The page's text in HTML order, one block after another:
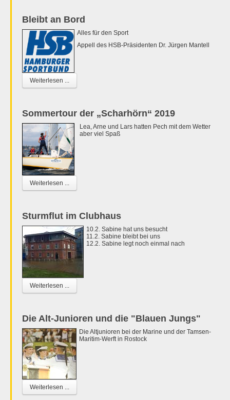
Bleibt an Bord
Alles für den Sport
Appell des HSB-Präsidenten Dr. Jürgen Mantell
Weiterlesen ...
Sommertour der „Scharhörn“ 2019
Lea, Arne und Lars hatten Pech mit dem Wetter
aber viel Spaß
Weiterlesen ...
Sturmflut im Clubhaus
10.2. Sabine hat uns besucht
11.2. Sabine bleibt bei uns
12.2. Sabine legt noch einmal nach
Weiterlesen ...
Die Alt-Junioren und die "Blauen Jungs"
Die Altjunioren bei der Marine und der Tamsen-
Maritim-Werft in Rostock
Weiterlesen ...